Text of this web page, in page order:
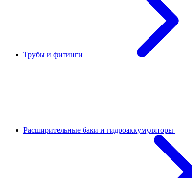
Трубы и фитинги
Расширительные баки и гидроаккумуляторы